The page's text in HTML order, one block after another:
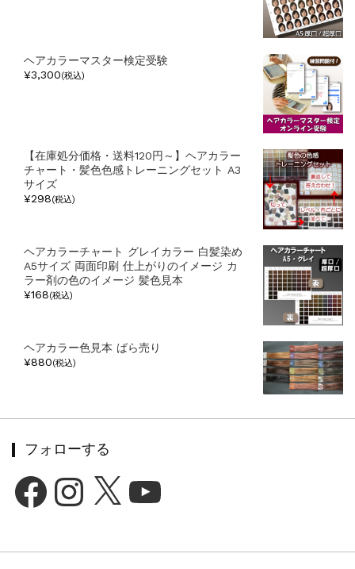
ヘアカラーマスター検定受験
¥3,300(税込)
【在庫処分価格・送料120円～】ヘアカラー
チャート・髪色色感トレーニングセット A3
サイズ
¥298(税込)
ヘアカラーチャート グレイカラー 白髪染め
A5サイズ 両面印刷 仕上がりのイメージ カ
ラー剤の色のイメージ 髪色見本
¥168(税込)
ヘアカラー色見本 ばら売り
¥880(税込)
フォローする
FacebookInstagram